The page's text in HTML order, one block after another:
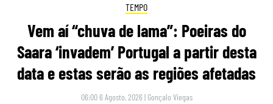
TEMPO
Vem aí “chuva de lama”: Poeiras do
Saara ‘invadem’ Portugal a partir desta
data e estas serão as regiões afetadas
06:00 6 Agosto, 2026 | Gonçalo Viegas